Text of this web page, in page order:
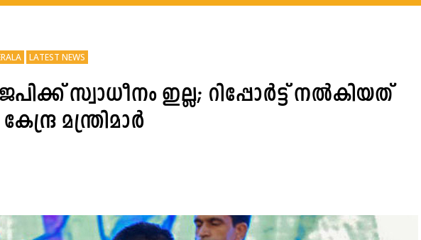
LATEST NEWS
സ്വാധീനം ഇല്ല; റിപ്പോർട്ട് നൽകിയത്
മന്ത്രിമാർ